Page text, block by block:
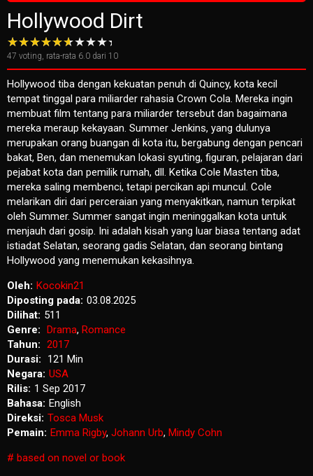
Hollywood Dirt
47 voting, rata-rata 6.0 dari 10
Hollywood tiba dengan kekuatan penuh di Quincy, kota kecil
tempat tinggal para miliarder rahasia Crown Cola. Mereka ingin
membuat film tentang para miliarder tersebut dan bagaimana
mereka meraup kekayaan. Summer Jenkins, yang dulunya
merupakan orang buangan di kota itu, bergabung dengan pencari
bakat, Ben, dan menemukan lokasi syuting, figuran, pelajaran dari
pejabat kota dan pemilik rumah, dll. Ketika Cole Masten tiba,
mereka saling membenci, tetapi percikan api muncul. Cole
melarikan diri dari perceraian yang menyakitkan, namun terpikat
oleh Summer. Summer sangat ingin meninggalkan kota untuk
menjauh dari gosip. Ini adalah kisah yang luar biasa tentang adat
istiadat Selatan, seorang gadis Selatan, dan seorang bintang
Hollywood yang menemukan kekasihnya.
Oleh: Kocokin21
Diposting pada: 03.08.2025
Dilihat: 511
Genre:
Drama, Romance
Tahun: 2017
Durasi:
121 Min
Negara: USA
Rilis: 1 Sep 2017
Bahasa: English
Direksi: Tosca Musk
Pemain: Emma Rigby, Johann Urb, Mindy Cohn
based on novel or book